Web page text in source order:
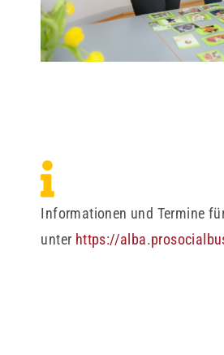
Informationen und Termine
unter https://